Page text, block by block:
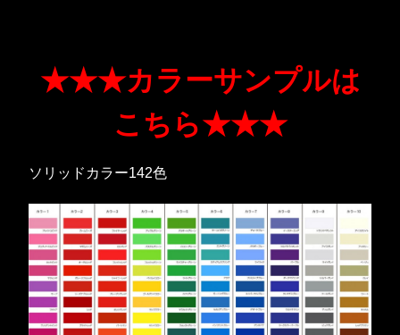
★★★カラーサンプルは
こちら★★★
ソリッドカラー142色